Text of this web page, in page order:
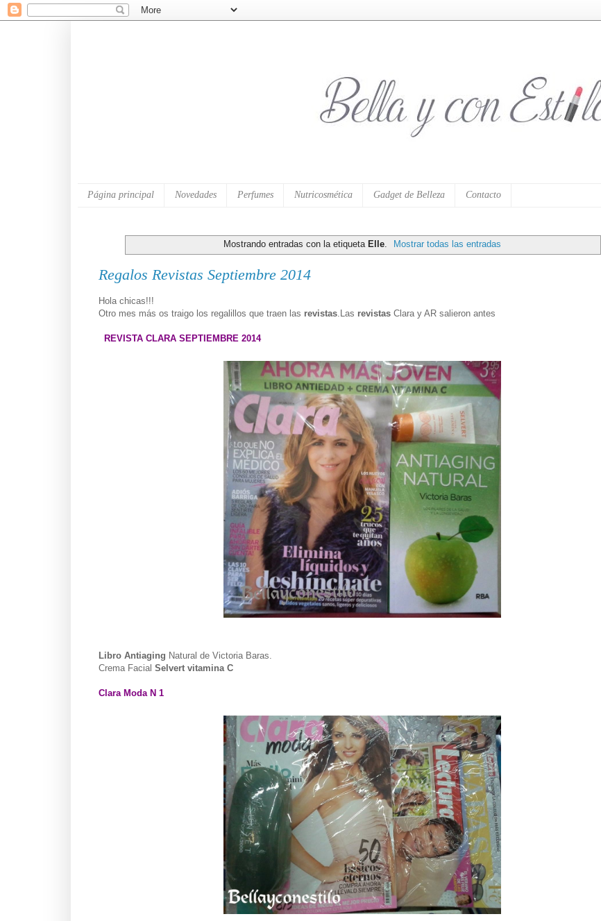
Página principal Novedades Perfumes Nutricosmética Gadget de Belleza Contacto
Mostrando entradas con la etiqueta Elle. Mostrar todas las entradas
Regalos Revistas Septiembre 2014
Hola chicas!!!
Otro mes más os traigo los regalillos que traen las revistas.Las revistas Clara y AR salieron antes
REVISTA CLARA SEPTIEMBRE 2014
Libro Antiaging Natural de Victoria Baras.
Crema Facial Selvert vitamina C
Clara Moda N 1